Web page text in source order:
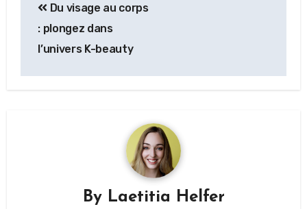
Du visage au corps
: plongez dans
l’univers K-beauty
By Laetitia Helfer